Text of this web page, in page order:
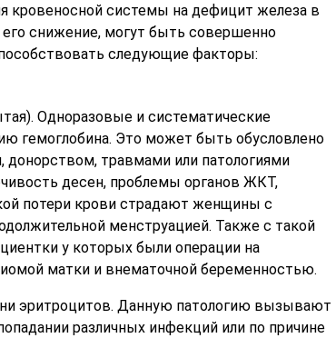
кровеносной системы на дефицит железа в
снижение, могут быть совершенно
следующие факторы:
Одноразовые и систематические
гемоглобина. Это может быть обусловлено
травмами или патологиями
десен, проблемы органов ЖКТ,
потери крови страдают женщины с
менструацией. Также с такой
у которых были операции на
матки и внематочной беременностью.
эритроцитов. Данную патологию вызывают
различных инфекций или по причине